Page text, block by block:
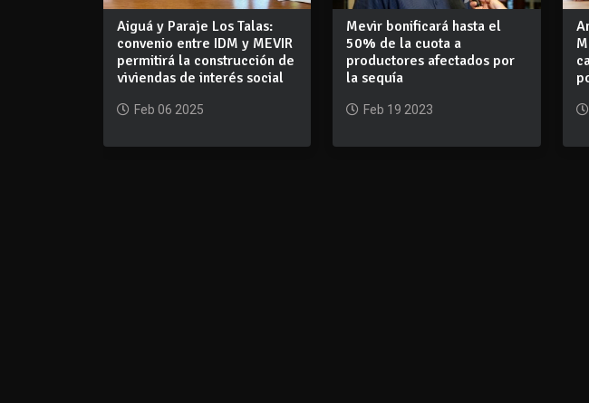
Aiguá y Paraje Los Talas:
convenio entre IDM y MEVIR
permitirá la construcción de
viviendas de interés social
Feb 06 2025
Mevir bonificará hasta el
50% de la cuota a
productores afectados por
la sequía
Feb 19 2023